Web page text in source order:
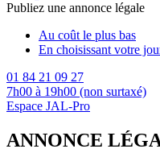
Publiez une annonce légale
Au coût le plus bas
En choisissant votre
01 84 21 09 27
7h00 à 19h00 (non surtaxé)
Espace JAL-Pro
ANNONCE